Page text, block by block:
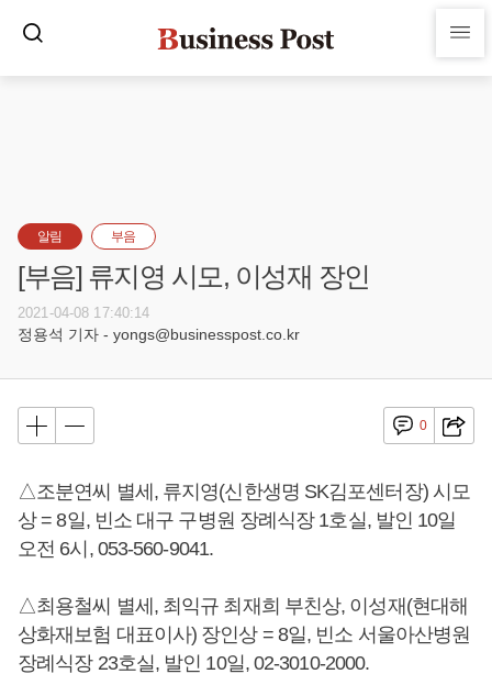
알림 부음
[부음] 류지영 시모, 이성재 장인
2021-04-08 17:40:14
정용석 기자 - yongs@businesspost.co.kr
0
△조분연씨 별세, 류지영(신한생명 SK김포센터장) 시모
상 = 8일, 빈소 대구 구병원 장례식장 1호실, 발인 10일
오전 6시, 053-560-9041.
△최용철씨 별세, 최익규 최재희 부친상, 이성재(현대해
상화재보험 대표이사) 장인상 = 8일, 빈소 서울아산병원
장례식장 23호실, 발인 10일, 02-3010-2000.